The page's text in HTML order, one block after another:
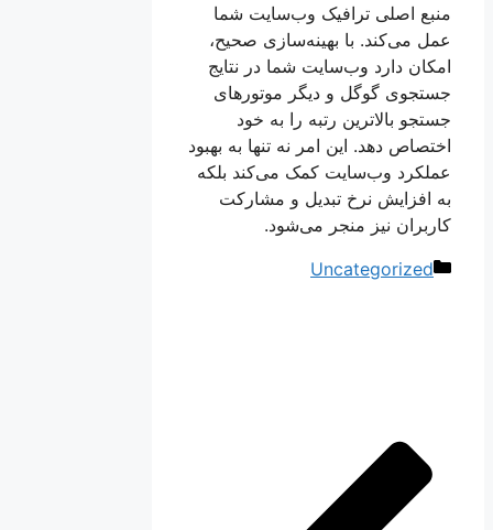
منبع اصلی ترافیک وب‌سایت شما
عمل می‌کند. با بهینه‌سازی صحیح،
امکان دارد وب‌سایت شما در نتایج
جستجوی گوگل و دیگر موتورهای
جستجو بالاترین رتبه را به خود
اختصاص دهد. این امر نه تنها به بهبود
عملکرد وب‌سایت کمک می‌کند بلکه
به افزایش نرخ تبدیل و مشارکت
کاربران نیز منجر می‌شود.
دسته‌ها
Uncategorized